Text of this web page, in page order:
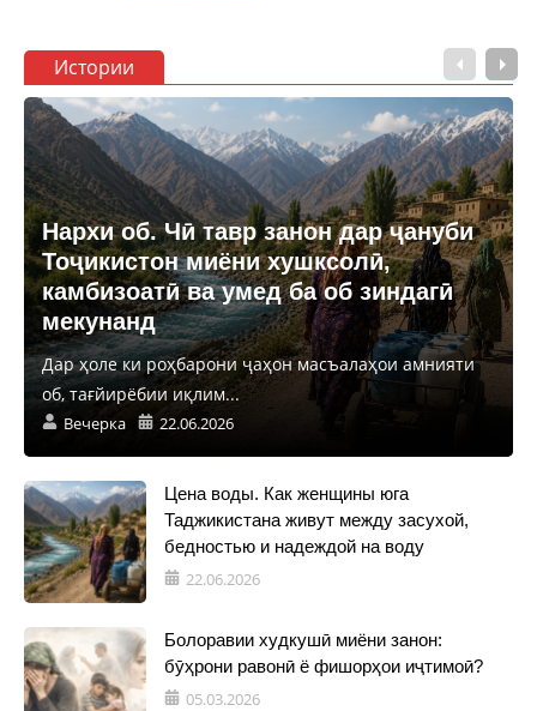
Истории
Нархи об. Чӣ тавр занон дар ҷануби
Тоҷикистон миёни хушксолӣ,
камбизоатӣ ва умед ба об зиндагӣ
мекунанд
Дар ҳоле ки роҳбарони ҷаҳон масъалаҳои амнияти
об, тағйирёбии иқлим...
Вечерка 22.06.2026
Цена воды. Как женщины юга
Таджикистана живут между засухой,
бедностью и надеждой на воду
22.06.2026
Болоравии худкушӣ миёни занон:
бӯҳрони равонӣ ё фишорҳои иҷтимоӣ?
05.03.2026